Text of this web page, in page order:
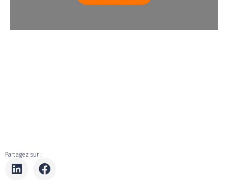
Partagez sur :